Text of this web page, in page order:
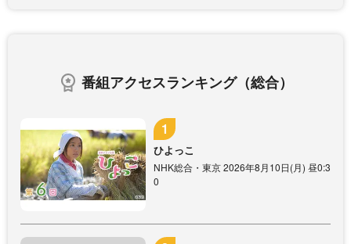
番組アクセスランキング（総合）
ひよっこ
NHK総合・東京 2026年8月10日(月) 昼0:3
0